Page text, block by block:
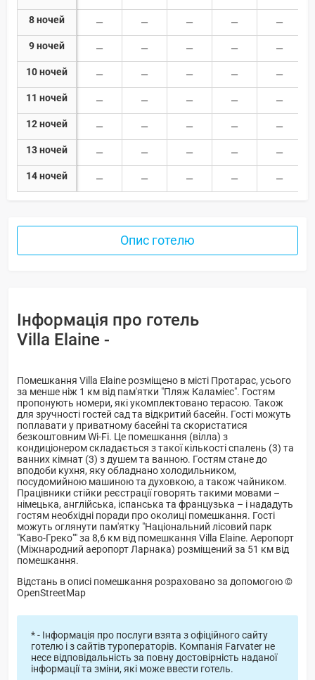
8 ночей
9 ночей
10 ночей
11 ночей
12 ночей
13 ночей
14 ночей
Опис готелю
Інформація про готель
Villa Elaine -
Помешкання Villa Elaine розміщено в місті Протарас, усього
за менше ніж 1 км від пам'ятки "Пляж Каламіес". Гостям
пропонують номери, які укомплектовано терасою. Також
для зручності гостей сад та відкритий басейн. Гості можуть
поплавати у приватному басейні та скористатися
безкоштовним Wi-Fi. Це помешкання (вілла) з
кондиціонером складається з такої кількості спалень (3) та
ванних кімнат (3) з душем та ванною. Гостям стане до
вподоби кухня, яку обладнано холодильником,
посудомийною машиною та духовкою, а також чайником.
Працівники стійки реєстрації говорять такими мовами –
німецька, англійська, іспанська та французька – і нададуть
гостям необхідні поради про околиці помешкання. Гості
можуть оглянути пам'ятку "Національний лісовий парк
"Каво-Греко"" за 8,6 км від помешкання Villa Elaine. Аеропорт
(Міжнародний аеропорт Ларнака) розміщений за 51 км від
помешкання.
Відстань в описі помешкання розраховано за допомогою ©
OpenStreetMap
* - Інформація про послуги взята з офіційного сайту
готелю і з сайтів туроператорів. Компанія Farvater не
несе відповідальність за повну достовірність наданої
інформації та зміни, які може ввести готель.